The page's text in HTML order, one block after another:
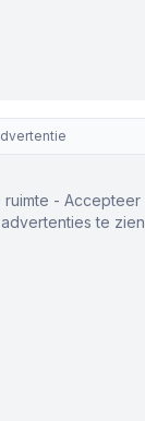
ruimte - Accepteer
te zien